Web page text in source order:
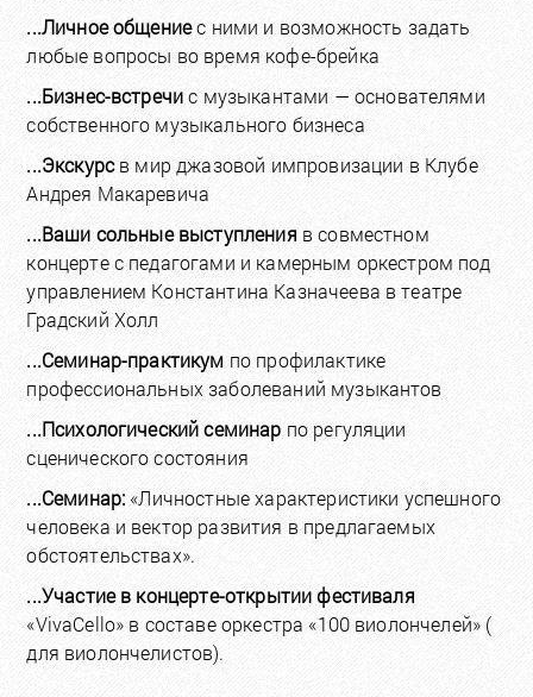
...Личное общениес ними и возможность задать
любые вопросы во время кофе-брейка
...Бизнес-встречис музыкантами — основателями
собственного музыкального бизнеса
...Экскурсв мир джазовой импровизации в Клубе
Андрея Макаревича
...Ваши сольные выступленияв совместном
концерте с педагогами и камерным оркестром под
управлением Константина Казначеева в театре
Градский Холл
...Семинар-практикум по профилактике
профессиональных заболеваний музыкантов
...Психологический семинар по регуляции
сценического состояния
...Семинар: «Личностные характеристики успешного
человека и вектор развития в предлагаемых
обстоятельствах».
...Участие в концерте-открытии фестиваля
«VivaCello» в составе оркестра «100 виолончелей» (
для виолончелистов).